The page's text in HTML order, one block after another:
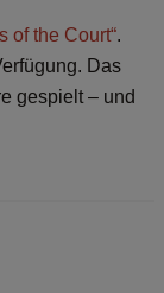
of the Court“.
Das
gespielt – und